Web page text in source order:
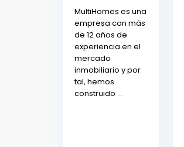
MultiHomes es una
empresa con más
de 12 años de
experiencia en el
mercado
inmobiliario y por
tal, hemos
construido ...